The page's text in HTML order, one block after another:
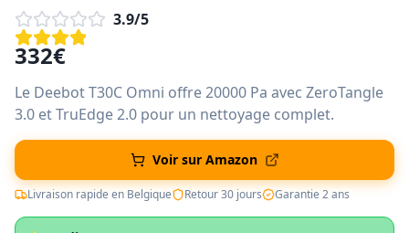
3.9/5
332€
Le Deebot T30C Omni offre 20000 Pa avec ZeroTangle
3.0 et TruEdge 2.0 pour un nettoyage complet.
Voir sur Amazon
Livraison rapide en Belgique Retour 30 jours Garantie 2 ans